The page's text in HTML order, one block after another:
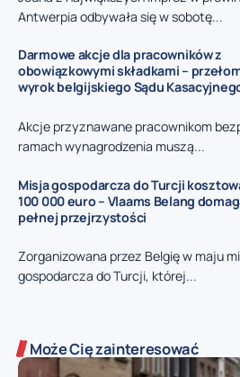
Antwerpia odbywała się w sobotę...
Darmowe akcje dla pracowników z
obowiązkowymi składkami –
wyrok belgijskiego Sądu
Akcje przyznawane pracownikom
ramach wynagrodzenia muszą...
Misja gospodarcza do Turcji
100 000 euro – Vlaams Belang
pełnej przejrzystości
Zorganizowana przez Belgię w maju
gospodarcza do Turcji, której...
Może Cię zainteresować